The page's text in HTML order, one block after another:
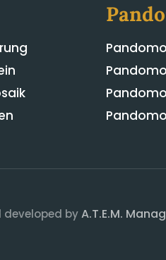
developed byA.T.E.M.